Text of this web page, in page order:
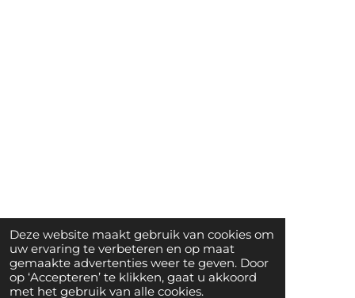
Deze website maakt gebruik van cookies om
uw ervaring te verbeteren en op maat
gemaakte advertenties weer te geven. Door
op ‘Accepteren’ te klikken, gaat u akkoord
met het gebruik van alle cookies.